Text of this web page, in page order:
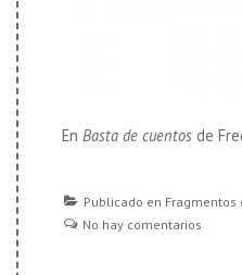
En Basta de cuentos de
Publicado en Fragmentos
No hay comentarios